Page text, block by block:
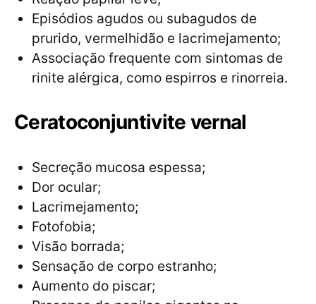
Episódios agudos ou subagudos de
prurido, vermelhidão e lacrimejamento;
Associação frequente com sintomas de
rinite alérgica, como espirros e rinorreia.
Ceratoconjuntivite vernal
Secreção mucosa espessa;
Dor ocular;
Lacrimejamento;
Fotofobia;
Visão borrada;
Sensação de corpo estranho;
Aumento do piscar;